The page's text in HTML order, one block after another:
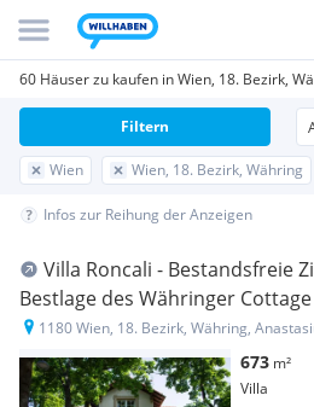
60 Häuser zu kaufen in Wien, 18. Bezirk,
Wien Wien, 18. Bezirk, Währing
Filtern
Infos zur Reihung der Anzeigen
Villa Roncali - Bestandsfreie
Bestlage des Währinger
Entwicklungspotenzial
1180 Wien, 18. Bezirk, Währing,
673 m²
Villa